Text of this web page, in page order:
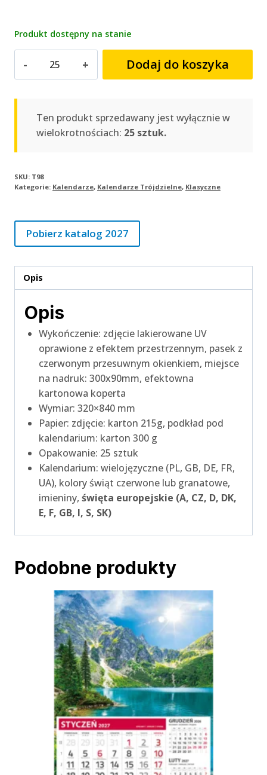
Produkt dostępny na stanie
Kalendarz
WAKACJE
Dodaj do koszyka
Ten produkt sprzedawany jest wyłącznie w
wielokrotnościach: 25 sztuk.
SKU: T98
Kategorie: Kalendarze, Kalendarze Trójdzielne, Klasyczne
Pobierz katalog 2027
Opis
Opis
Wykończenie: zdjęcie lakierowane UV
oprawione z efektem przestrzennym, pasek z
czerwonym przesuwnym okienkiem, miejsce
na nadruk: 300x90mm, efektowna
kartonowa koperta
Wymiar: 320×840 mm
Papier: zdjęcie: karton 215g, podkład pod
kalendarium: karton 300 g
Opakowanie: 25 sztuk
Kalendarium: wielojęzyczne (PL, GB, DE, FR,
UA), kolory świąt czerwone lub granatowe,
imieniny, święta europejskie (A, CZ, D, DK,
E, F, GB, I, S, SK)
Podobne produkty